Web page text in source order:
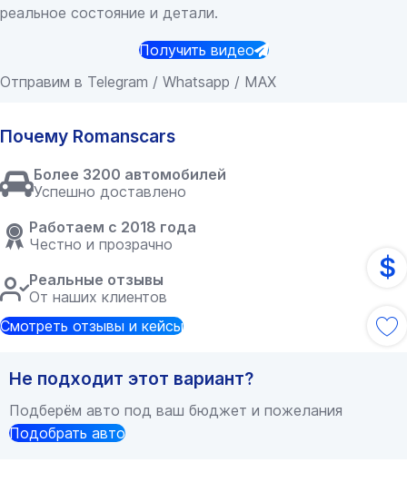
реальное состояние и детали.
Получить видео
Отправим в Telegram / Whatsapp / MAX
Почему Romanscars
Более 3200 автомобилей
Успешно доставлено
Работаем с 2018 года
Честно и прозрачно
Реальные отзывы
От наших клиентов
Смотреть отзывы и кейсы
Не подходит этот вариант?
Подберём авто под ваш бюджет и пожелания
Подобрать авто
$